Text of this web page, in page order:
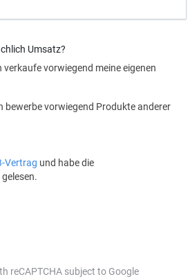
Umsatz?
verkaufe vorwiegend meine eigenen
bewerbe vorwiegend Produkte anderer
Vertrag und habe die
gelesen.
reCAPTCHA subject to Google